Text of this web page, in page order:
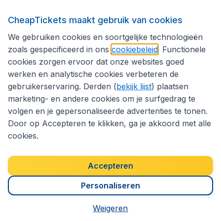
Gemiddelde vluchttijd
1:52:34 (Amsterdam -
Zagreb)
Lokale munteenheid De Euro (€).
Temperatuur
10.9°C (jaarlijks
gemiddelde)
* Gemiddelde prijs in de laatste 18 maanden (excl. boekingskosten
voor een retourvlucht vanuit Nederland)
** Luchtvaartmaatschappijen die in de afgelopen 120 dagen
*** Source: Average yearly temperature (1961-1990, Celsius) - by
CheapTickets maakt gebruik van cookies
We gebruiken cookies en soortgelijke technologieën
zoals gespecificeerd in ons cookiebeleid . Functionele
cookies zorgen ervoor dat onze websites goed
werken en analytische cookies verbeteren de
gebruikerservaring. Derden (bekijk lijst) plaatsen
marketing- en andere cookies om je surfgedrag te
volgen en je gepersonaliseerde advertenties te tonen.
Door op Accepteren te klikken, ga je akkoord met alle
cookies.
Accepteren
Personaliseren
Weigeren